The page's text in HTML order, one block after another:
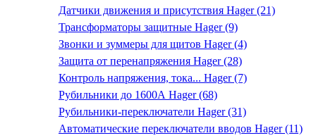
Датчики движения и присутствия Hager (21)
Трансформаторы защитные Hager (9)
Звонки и зуммеры для щитов Hager (4)
Защита от перенапряжения Hager (28)
Контроль напряжения, тока... Hager (7)
Рубильники до 1600А Hager (68)
Рубильники-переключатели Hager (31)
Автоматические переключатели вводов Hager (11)